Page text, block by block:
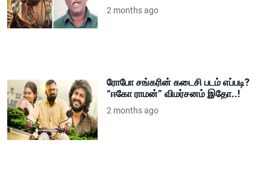
2 months ago
ரோபோ சங்கரின் கடைசி படம் எப்படி?
“ஈகோ ராமன்” விமர்சனம் இதோ..!
2 months ago